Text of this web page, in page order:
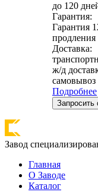
до 120
Гарантия:
Гарантия
продления
Доставка:
ж/д
Подробнее
Запросить
Завод
Главная
О Заводе
Каталог